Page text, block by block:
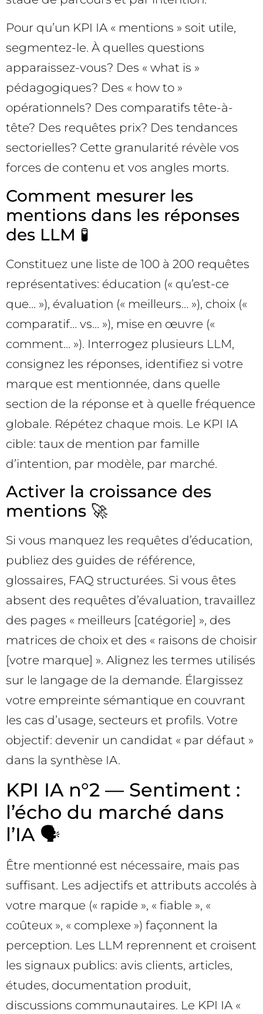
Pour qu’un KPI IA « mentions » soit utile,
segmentez-le. À quelles questions
apparaissez-vous? Des « what is »
pédagogiques? Des « how to »
opérationnels? Des comparatifs tête-à-
tête? Des requêtes prix? Des tendances
sectorielles? Cette granularité révèle vos
forces de contenu et vos angles morts.
Comment mesurer les
mentions dans les réponses
des LLM 🧪
Constituez une liste de 100 à 200 requêtes
représentatives: éducation (« qu’est-ce
que… »), évaluation (« meilleurs… »), choix («
comparatif… vs… »), mise en œuvre («
comment… »). Interrogez plusieurs LLM,
consignez les réponses, identifiez si votre
marque est mentionnée, dans quelle
section de la réponse et à quelle fréquence
globale. Répétez chaque mois. Le KPI IA
cible: taux de mention par famille
d’intention, par modèle, par marché.
Activer la croissance des
mentions 🚀
Si vous manquez les requêtes d’éducation,
publiez des guides de référence,
glossaires, FAQ structurées. Si vous êtes
absent des requêtes d’évaluation, travaillez
des pages « meilleurs [catégorie] », des
matrices de choix et des « raisons de choisir
[votre marque] ». Alignez les termes utilisés
sur le langage de la demande. Élargissez
votre empreinte sémantique en couvrant
les cas d’usage, secteurs et profils. Votre
objectif: devenir un candidat « par défaut »
dans la synthèse IA.
KPI IA n°2 — Sentiment :
l’écho du marché dans
l’IA 🗣️
Être mentionné est nécessaire, mais pas
suffisant. Les adjectifs et attributs accolés à
votre marque (« rapide », « fiable », «
coûteux », « complexe ») façonnent la
perception. Les LLM reprennent et croisent
les signaux publics: avis clients, articles,
études, documentation produit,
discussions communautaires. Le KPI IA «